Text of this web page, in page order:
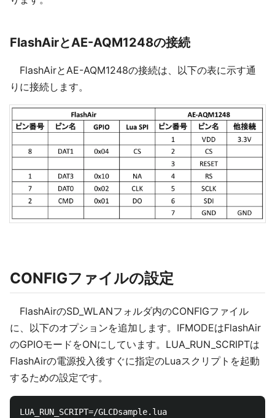
FlashAirとAE-AQM1248の接続
FlashAirとAE-AQM1248の接続は、以下の表に示す通
りに接続します。
CONFIGファイルの設定
FlashAirのSD_WLANフォルダ内のCONFIGファイル
に、以下のオプションを追加します。IFMODEはFlashAir
のGPIOモードをONにしています。LUA_RUN_SCRIPTは
FlashAirの電源投入後すぐに指定のLuaスクリプトを起動
するための設定です。